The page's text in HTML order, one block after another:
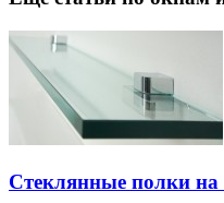
Стеклянные полки на